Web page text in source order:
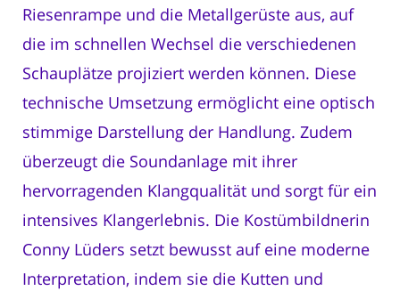
Riesenrampe und die Metallgerüste aus, auf
die im schnellen Wechsel die verschiedenen
Schauplätze projiziert werden können. Diese
technische Umsetzung ermöglicht eine optisch
stimmige Darstellung der Handlung. Zudem
überzeugt die Soundanlage mit ihrer
hervorragenden Klangqualität und sorgt für ein
intensives Klangerlebnis. Die Kostümbildnerin
Conny Lüders setzt bewusst auf eine moderne
Interpretation, indem sie die Kutten und